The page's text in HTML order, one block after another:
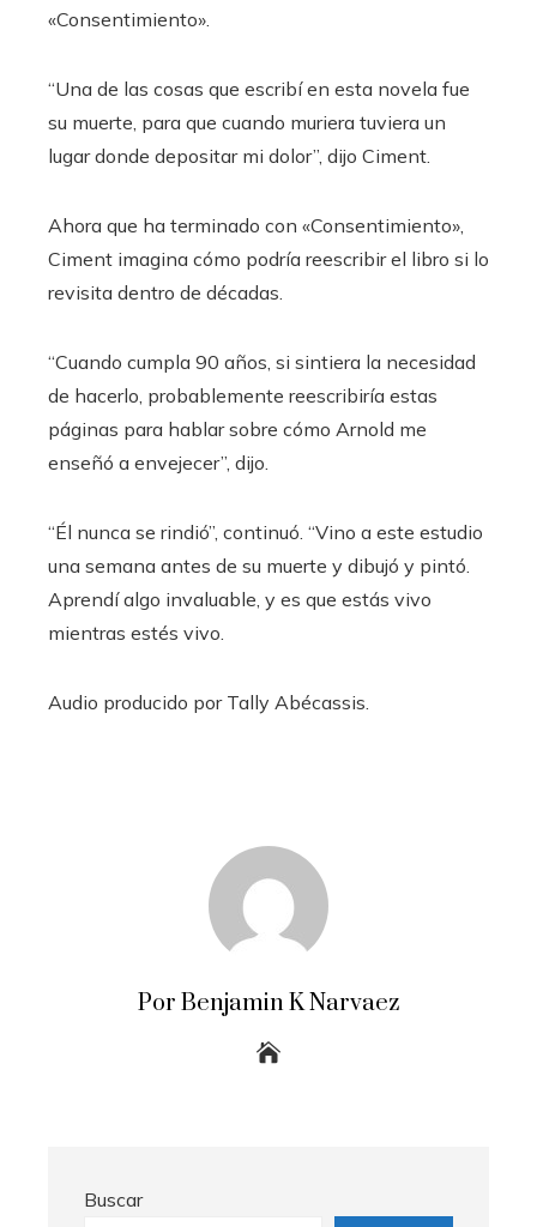
«Consentimiento».
“Una de las cosas que escribí en esta novela fue
su muerte, para que cuando muriera tuviera un
lugar donde depositar mi dolor”, dijo Ciment.
Ahora que ha terminado con «Consentimiento»,
Ciment imagina cómo podría reescribir el libro si lo
revisita dentro de décadas.
“Cuando cumpla 90 años, si sintiera la necesidad
de hacerlo, probablemente reescribiría estas
páginas para hablar sobre cómo Arnold me
enseñó a envejecer”, dijo.
“Él nunca se rindió”, continuó. “Vino a este estudio
una semana antes de su muerte y dibujó y pintó.
Aprendí algo invaluable, y es que estás vivo
mientras estés vivo.
Audio producido por Tally Abécassis.
Por Benjamin K Narvaez
Buscar